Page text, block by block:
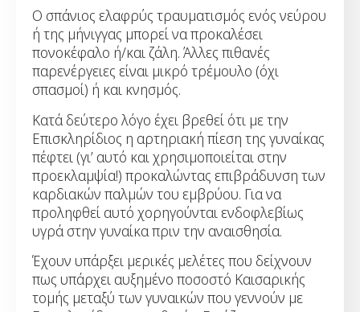
Ο σπάνιος ελαφρύς τραυματισμός ενός νεύρου
ή της μήνιγγας μπορεί να προκαλέσει
πονοκέφαλο ή/και ζάλη. Άλλες πιθανές
παρενέργειες είναι μικρό τρέμουλο (όχι
σπασμοί) ή και κνησμός.
Κατά δεύτερο λόγο έχει βρεθεί ότι με την
Επισκληρίδιος η αρτηριακή πίεση της γυναίκας
πέφτει (γι’ αυτό και χρησιμοποιείται στην
προεκλαμψία!) προκαλώντας επιβράδυνση των
καρδιακών παλμών του εμβρύου. Για να
προληφθεί αυτό χορηγούνται ενδοφλεβίως
υγρά στην γυναίκα πριν την αναισθησία.
Έχουν υπάρξει μερικές μελέτες που δείχνουν
πως υπάρχει αυξημένο ποσοστό Καισαρικής
τομής μεταξύ των γυναικών που γεννούν με